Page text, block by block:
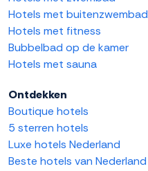
Hotels met buitenzwembad
Hotels met fitness
Bubbelbad op de kamer
Hotels met sauna
Ontdekken
Boutique hotels
5 sterren hotels
Luxe hotels Nederland
Beste hotels van Nederland